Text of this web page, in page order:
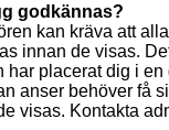
godkännas?
kan kräva att
innan de visas.
har placerat dig i en
anser behöver få
visas. Kontakta